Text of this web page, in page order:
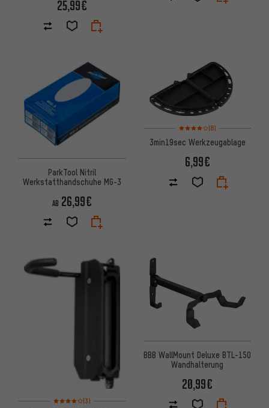
25,99€
ParkTool Nitril
Werkstatthandschuhe MG-3
AB 26,99€
Bewertungen: 4 von 5
(8)
3min19sec Werkzeugablage
6,99€
Bewertungen: 4 von 5 basierend auf 3 Bewertungen
(3)
BBB WallMount Deluxe BTL-150
Wandhalterung
20,99€